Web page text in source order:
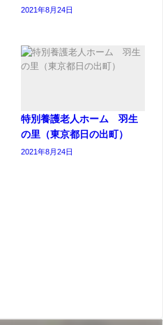
2021年8月24日
特別養護老人ホーム 羽生
の里（東京都日の出町）
2021年8月24日